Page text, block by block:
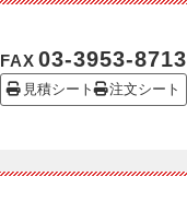
FAX 03-3953-8713
見積シート 注文シート